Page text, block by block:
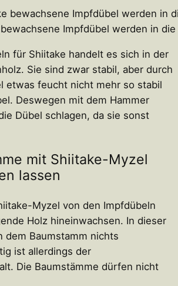
Impfdübel werden in
für Shiitake handelt es sich in der
Sie sind zwar stabil, aber durch
etwas feucht nicht mehr so stabil
Deswegen mit dem Hammer
Dübel schlagen, da sie sonst
mit Shiitake-Myzel
lassen
Myzel von den Impfdübeln
Holz hineinwachsen. In dieser
dem Baumstamm nichts
ist allerdings der
Die Baumstämme dürfen nicht